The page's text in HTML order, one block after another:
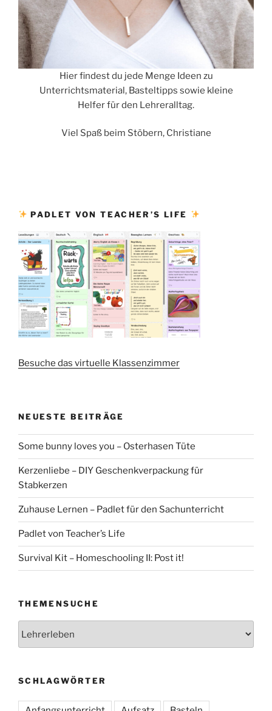
Hier findest du jede Menge Ideen zu
Unterrichtsmaterial, Basteltipps sowie kleine
Helfer für den Lehreralltag.
Viel Spaß beim Stöbern, Christiane
PADLET VON TEACHER’S LIFE
Besuche das virtuelle Klassenzimmer
NEUESTE BEITRÄGE
Some bunny loves you – Osterhasen Tüte
Kerzenliebe – DIY Geschenkverpackung für
Stabkerzen
Zuhause Lernen – Padlet für den Sachunterricht
Padlet von Teacher’s Life
Survival Kit – Homeschooling II: Post it!
THEMENSUCHE
SCHLAGWÖRTER